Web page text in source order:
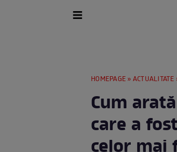
HOMEPAGE »ACTUALITATE
Cum
care a